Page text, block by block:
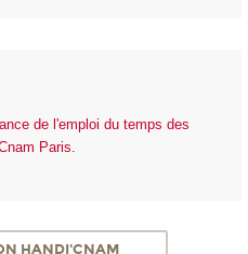
de l'emploi du temps des
Paris.
HANDI'CNAM